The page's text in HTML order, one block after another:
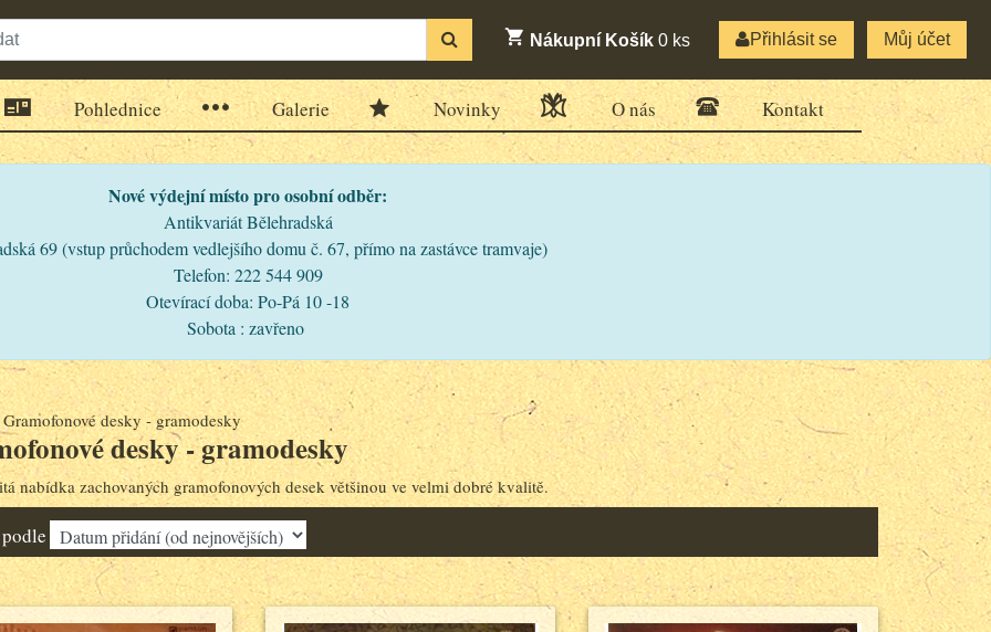
Nákupní Košík 0 ks Přihlásit se Můj účet
Pohlednice Galerie Novinky O nás Kontakt
Nové výdejní místo pro osobní odběr:
Antikvariát Bělehradská
69 (vstup průchodem vedlejšího domu č. 67, přímo na zastávce tramvaje)
Telefon: 222 544 909
Otevírací doba: Po-Pá 10 -18
Sobota : zavřeno
Gramofonové desky - gramodesky
desky - gramodesky
nabídka zachovaných gramofonových desek většinou ve velmi dobré kvalitě.